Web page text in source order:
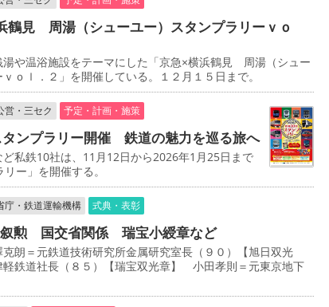
見 周湯（シューユー）スタンプラリーｖｏ
や温浴施設をテーマにした「京急×横浜鶴見 周湯（シュー
ｏｌ．２」を開催している。１２月１５日まで。
営・三セク 予定・計画・施策
ンプラリー開催 鉄道の魅力を巡る旅へ
私鉄10社は、11月12日から2026年1月25日まで
ー」を開催する。
庁・鉄道運輸機構 式典・表彰
勲 国交省関係 瑞宝小綬章など
朗＝元鉄道技術研究所金属研究室長（９０）【旭日双光
鉄道社長（８５）【瑞宝双光章】 小田孝則＝元東京地下